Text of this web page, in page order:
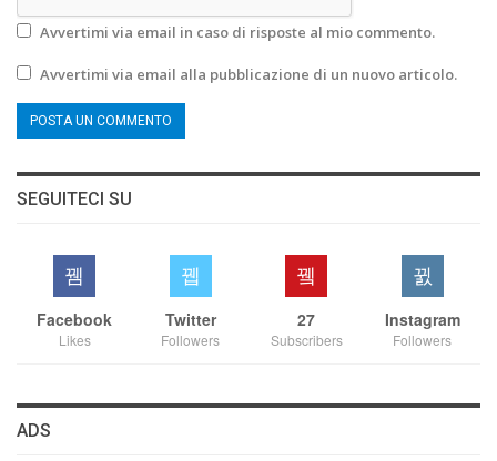
Avvertimi via email in caso di risposte al mio commento.
Avvertimi via email alla pubblicazione di un nuovo articolo.
SEGUITECI SU
Facebook
Likes
Twitter
Followers
27
Subscribers
Instagram
Followers
ADS